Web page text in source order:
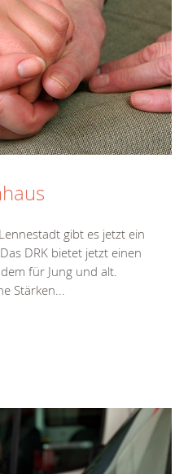
gibt es jetzt ein
DRK bietet jetzt einen
für Jung und alt.
Stärken...